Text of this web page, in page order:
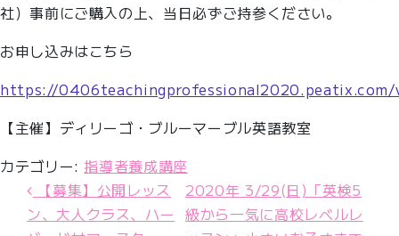
社）事前にご購入の上、当日必ずご持参ください。
お申し込みはこちら
https://0406teachingprofessional2020.peatix.com/
【主催】ディリーゴ・ブルーマーブル英語教室
カテゴリー: 指導者養成講座
投稿ナビゲーション
【募集】公開レッス
ン、大人クラス、ハー
2020年 3/29(日)「英検5
級から一気に高校レベルレ